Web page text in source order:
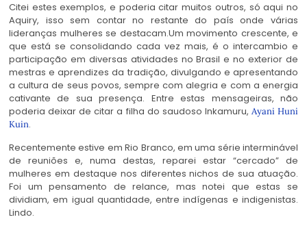
Citei estes exemplos, e poderia citar muitos outros, só aqui no
Aquiry, isso sem contar no restante do país onde várias
lideranças mulheres se destacam.Um movimento crescente, e
que está se consolidando cada vez mais, é o intercambio e
participação em diversas atividades no Brasil e no exterior de
mestras e aprendizes da tradição, divulgando e apresentando
a cultura de seus povos, sempre com alegria e com a energia
cativante de sua presença. Entre estas mensageiras, não
poderia deixar de citar a filha do saudoso Inkamuru, Ayani Huni
Kuin.
Recentemente estive em Rio Branco, em uma série interminável
de reuniões e, numa destas, reparei estar “cercado” de
mulheres em destaque nos diferentes nichos de sua atuação.
Foi um pensamento de relance, mas notei que estas se
dividiam, em igual quantidade, entre indígenas e indigenistas.
Lindo.